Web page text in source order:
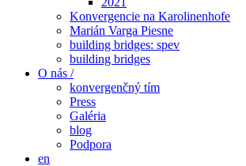
Konvergencie na Karolinenhofe
Marián Varga Piesne
building bridges: spev
building bridges
O nás /
konvergenčný tím
Press
Galéria
blog
Podpora
en